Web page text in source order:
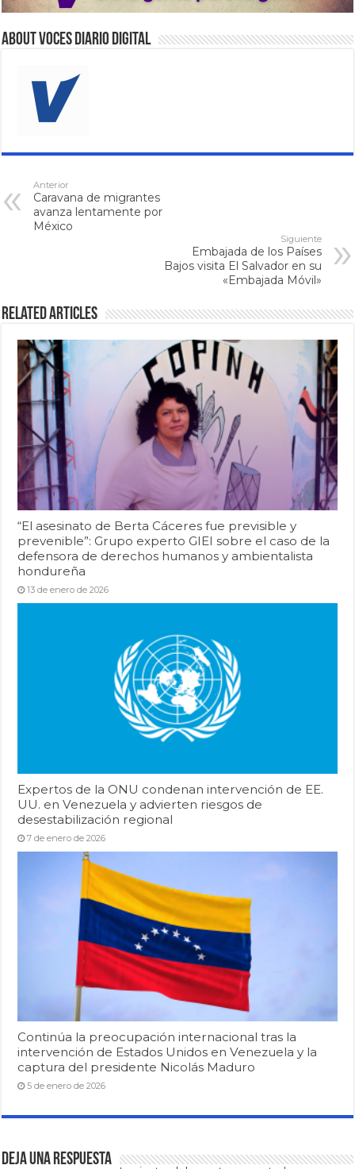
About VOCES Diario digital
Anterior
Caravana de migrantes
avanza lentamente por
México
Siguiente
Embajada de los Países
Bajos visita El Salvador en su
«Embajada Móvil»
Related Articles
“El asesinato de Berta Cáceres fue previsible y
prevenible”: Grupo experto GIEI sobre el caso de la
defensora de derechos humanos y ambientalista
hondureña
13 de enero de 2026
Expertos de la ONU condenan intervención de EE.
UU. en Venezuela y advierten riesgos de
desestabilización regional
7 de enero de 2026
Continúa la preocupación internacional tras la
intervención de Estados Unidos en Venezuela y la
captura del presidente Nicolás Maduro
5 de enero de 2026
Deja una respuesta